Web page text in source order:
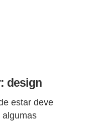
design
estar deve
algumas